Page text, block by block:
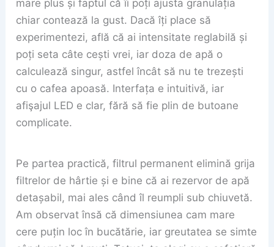
mare plus și faptul că îi poți ajusta granulația
chiar contează la gust. Dacă îți place să
experimentezi, află că ai intensitate reglabilă și
poți seta câte cești vrei, iar doza de apă o
calculează singur, astfel încât să nu te trezești
cu o cafea apoasă. Interfața e intuitivă, iar
afişajul LED e clar, fără să fie plin de butoane
complicate.
Pe partea practică, filtrul permanent elimină grija
filtrelor de hârtie și e bine că ai rezervor de apă
detașabil, mai ales când îl reumpli sub chiuvetă.
Am observat însă că dimensiunea cam mare
cere puțin loc în bucătărie, iar greutatea se simte